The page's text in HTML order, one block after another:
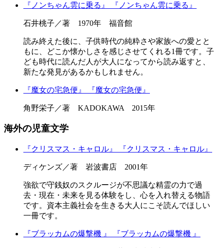
『ノンちゃん雲に乗る』 『ノンちゃん雲に乗る』
石井桃子／著 1970年 福音館
読み終えた後に、子供時代の純粋さや家族への愛とと
もに、どこか懐かしさを感じさせてくれる1冊です。子
ども時代に読んだ人が大人になってから読み返すと、
新たな発見があるかもしれません。
『魔女の宅急便』 『魔女の宅急便』
角野栄子／著 KADOKAWA 2015年
海外の児童文学
『クリスマス・キャロル』 『クリスマス・キャロル』
ディケンズ／著 岩波書店 2001年
強欲で守銭奴のスクルージが不思議な精霊の力で過
去・現在・未来を見る体験をし、心を入れ替える物語
です。資本主義社会を生きる大人にこそ読んでほしい
一冊です。
『ブラッカムの爆撃機 』 『ブラッカムの爆撃機 』